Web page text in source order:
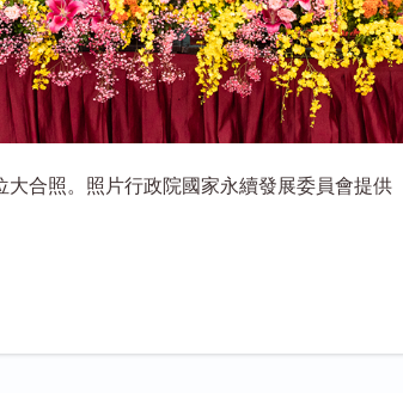
合照。照片行政院國家永續發展委員會提供